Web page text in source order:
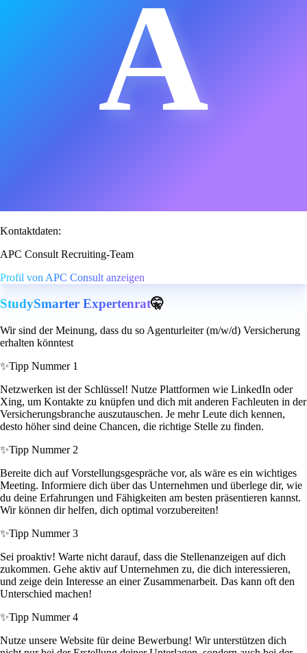
A
Kontaktdaten:
APC Consult Recruiting-Team
Profil von APC Consult anzeigen
StudySmarter Expertenrat🤫
Wir sind der Meinung, dass du so Agenturleiter (m/w/d) Versicherung
erhalten könntest
✨Tipp Nummer 1
Netzwerken ist der Schlüssel! Nutze Plattformen wie LinkedIn oder
Xing, um Kontakte zu knüpfen und dich mit anderen Fachleuten in der
Versicherungsbranche auszutauschen. Je mehr Leute dich kennen,
desto höher sind deine Chancen, die richtige Stelle zu finden.
✨Tipp Nummer 2
Bereite dich auf Vorstellungsgespräche vor, als wäre es ein wichtiges
Meeting. Informiere dich über das Unternehmen und überlege dir, wie
du deine Erfahrungen und Fähigkeiten am besten präsentieren kannst.
Wir können dir helfen, dich optimal vorzubereiten!
✨Tipp Nummer 3
Sei proaktiv! Warte nicht darauf, dass die Stellenanzeigen auf dich
zukommen. Gehe aktiv auf Unternehmen zu, die dich interessieren,
und zeige dein Interesse an einer Zusammenarbeit. Das kann oft den
Unterschied machen!
✨Tipp Nummer 4
Nutze unsere Website für deine Bewerbung! Wir unterstützen dich